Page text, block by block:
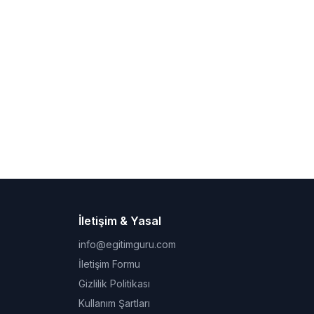
İletişim & Yasal
info@egitimguru.com
İletişim Formu
Gizlilik Politikası
Kullanım Şartları